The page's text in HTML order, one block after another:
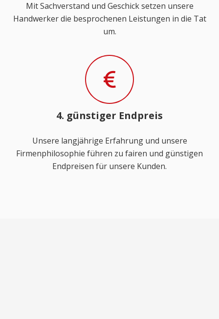
Mit Sachverstand und Geschick setzen unsere
Handwerker die besprochenen Leistungen in die Tat
um.
4. günstiger Endpreis
Unsere langjährige Erfahrung und unsere
Firmenphilosophie führen zu fairen und günstigen
Endpreisen für unsere Kunden.